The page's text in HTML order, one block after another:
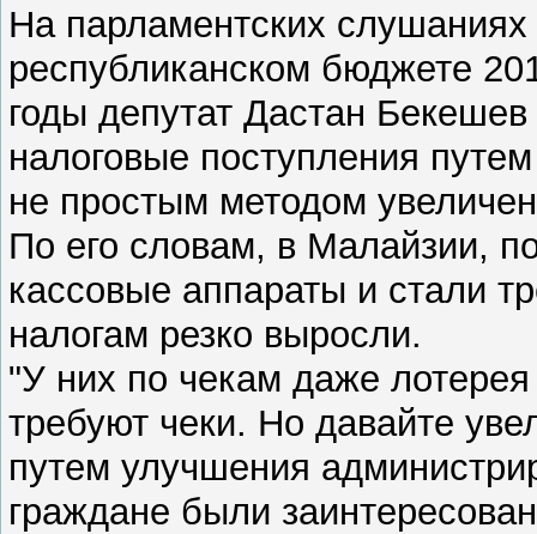
На парламентских слушаниях
республиканском бюджете
годы депутат Дастан
налоговые поступления
не простым методом
По его словам, в Малайзии,
кассовые аппараты и стали
налогам резко выросли.
"У них по чекам даже
требуют чеки. Но давайте
путем улучшения
граждане были